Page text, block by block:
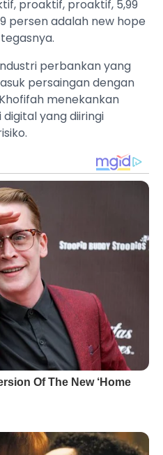
proaktif, proaktif, 5,99
persen adalah new hope
perbankan yang
persaingan dengan
menekankan
yang diiringi